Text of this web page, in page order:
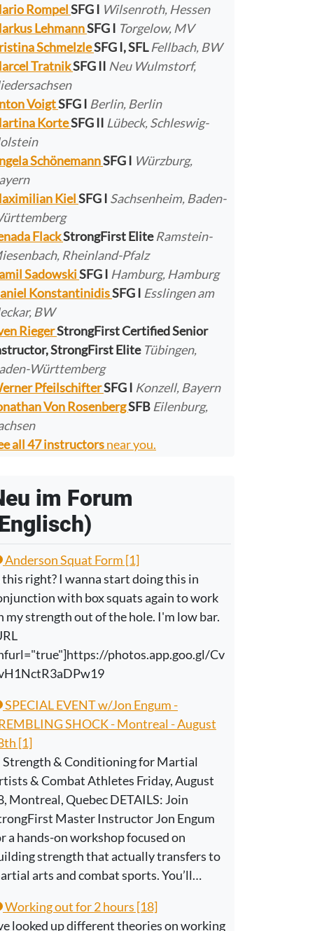
RompelSFG I Wilsenroth, Hessen
LehmannSFG I Torgelow, MV
SchmelzleSFG I, SFLFellbach, BW
TratnikSFG II Neu Wulmstorf,
VoigtSFG I Berlin, Berlin
KorteSFG II Lübeck, Schleswig-
SchönemannSFG I Würzburg,
KielSFG I Sachsenheim, Baden-
FlackStrongFirst EliteRamstein-
Rheinland-Pfalz
SadowskiSFG I Hamburg, Hamburg
KonstantinidisSFG I Esslingen am
BW
RiegerStrongFirst Certified Senior
StrongFirst EliteTübingen,
Württemberg
PfeilschifterSFG I Konzell, Bayern
Von RosenbergSFB Eilenburg,
all 47 instructorsnear you.
im Forum
Anderson Squat Form [1]
this right? I wanna start doing this in
with box squats again to work
my strength out of the hole. I'm low bar.
photos.app.goo.gl/Cv
SPECIAL EVENT w/Jon Engum -
SHOCK - Montreal - August
[1]
& Conditioning for Martial
& Combat Athletes Friday, August
Montreal, Quebec DETAILS: Join
Master Instructor Jon Engum
a hands-on workshop focused on
strength that actually transfers to
arts and combat sports. You’ll…
Working out for 2 hours [18]
looked up different theories on working